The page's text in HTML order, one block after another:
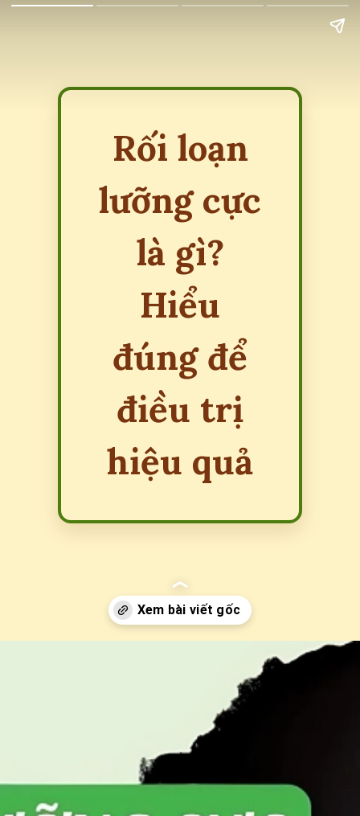
Rối loạn
lưỡng cực
là gì?
Hiểu
đúng để
điều trị
hiệu quả
https://erci.edu.vn/roi-loan-luong-cuc-la-gi